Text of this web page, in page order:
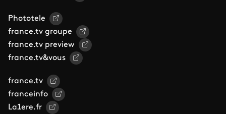
Phototele
france.tv groupe
france.tv preview
france.tv&vous
france.tv
franceinfo
La1ere.fr